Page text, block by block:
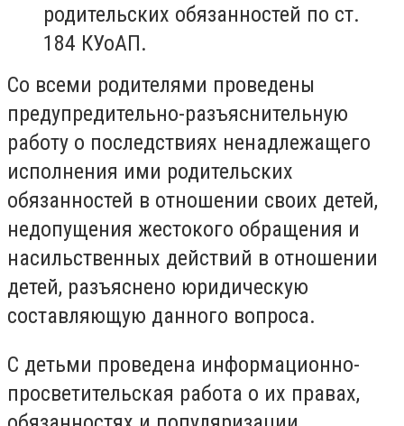
родительских обязанностей по ст.
184 КУоАП.
Со всеми родителями проведены
предупредительно-разъяснительную
работу о последствиях ненадлежащего
исполнения ими родительских
обязанностей в отношении своих детей,
недопущения жестокого обращения и
насильственных действий в отношении
детей, разъяснено юридическую
составляющую данного вопроса.
С детьми проведена информационно-
просветительская работа о их правах,